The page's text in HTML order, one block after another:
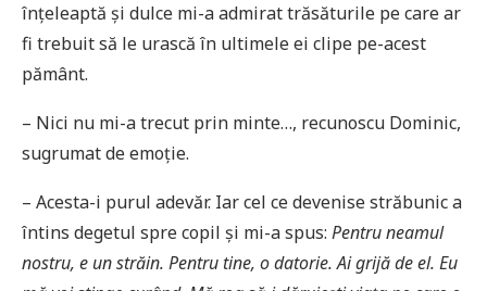
înțeleaptă și dulce mi-a admirat trăsăturile pe care ar
fi trebuit să le urască în ultimele ei clipe pe-acest
pământ.
– Nici nu mi-a trecut prin minte…, recunoscu Dominic,
sugrumat de emoție.
– Acesta-i purul adevăr. Iar cel ce devenise străbunic a
întins degetul spre copil și mi-a spus: Pentru neamul
nostru, e un străin. Pentru tine, o datorie. Ai grijă de el. Eu